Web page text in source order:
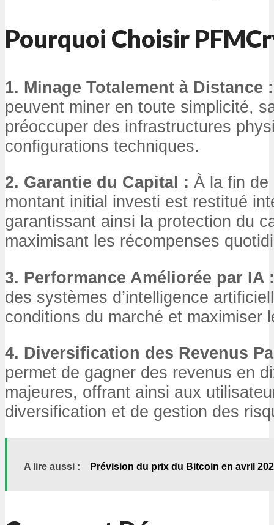
Pourquoi Choisir
1. Minage Totalement à Distance :
peuvent miner en toute simplicité,
préoccuper des infrastructures
configurations techniques.
2. Garantie du Capital : À la fin de
montant initial investi est restitué
garantissant ainsi la protection du
maximisant les récompenses
3. Performance Améliorée par IA :
des systèmes d’intelligence
conditions du marché et maximiser
4. Diversification des Revenus
permet de gagner des revenus en
majeures, offrant ainsi aux
diversification et de gestion des
A lire aussi : Prévision du prix du Bitcoin en avril